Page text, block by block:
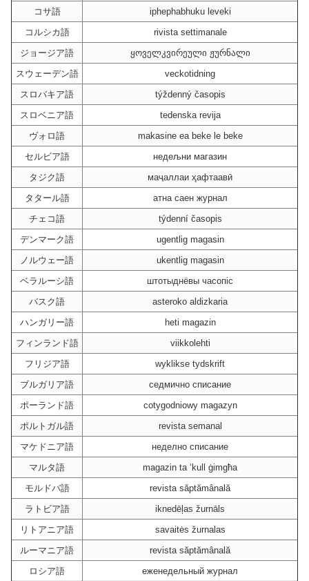
コサ語
iphephabhuku leveki
コルシカ語
rivista settimanale
ジョージア語
ყოველკვირეული ჟურნალი
スウェーデン語
veckotidning
スロバキア語
týždenný časopis
スロベニア語
tedenska revija
ヴォロ語
makasine ea beke le beke
セルビア語
недељни магазин
タジク語
маҷаллаи ҳафтаавӣ
タタール語
атна саен журнал
チェコ語
týdenní časopis
デンマーク語
ugentlig magasin
ノルウェー語
ukentlig magasin
ベラルーシ語
штотыднёвы часопіс
バスク語
asteroko aldizkaria
ハンガリー語
heti magazin
フィンランド語
viikkolehti
フリジア語
wyklikse tydskrift
ブルガリア語
седмично списание
ポーランド語
cotygodniowy magazyn
ポルトガル語
revista semanal
マケドニア語
неделно списание
マルタ語
magazin ta ‘kull ġimgħa
モルドバ語
revista săptămânală
ラトビア語
iknedēļas žurnāls
リトアニア語
savaitės žurnalas
ルーマニア語
revista săptămânală
ロシア語
еженедельный журнал